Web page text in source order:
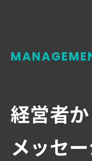
経営者
メッセ